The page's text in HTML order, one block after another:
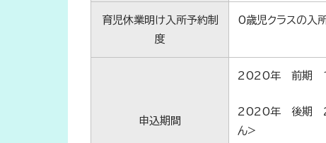
育児休業明け入所予約制
度
0歳児クラスの入
申込期間
2020年 前期 10
2020年 後期
ん>